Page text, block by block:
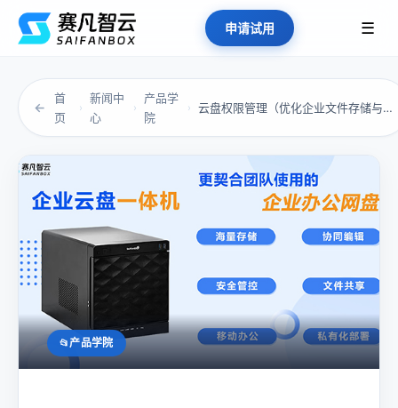
申请试用 ☰
←
首
页
›
新闻中
心
›
产品学
院
› 云盘权限管理（优化企业文件存储与协作的关键策...
产品学院